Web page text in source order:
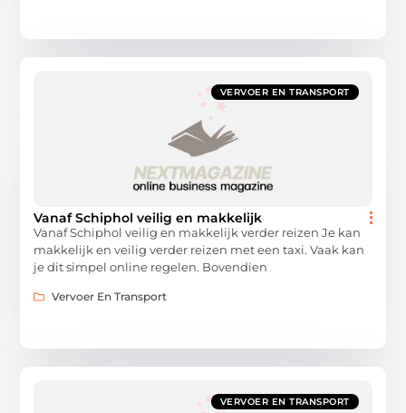
VERVOER EN TRANSPORT
Vanaf Schiphol veilig en makkelijk
Vanaf Schiphol veilig en makkelijk verder reizen Je kan
makkelijk en veilig verder reizen met een taxi. Vaak kan
je dit simpel online regelen. Bovendien
Vervoer En Transport
VERVOER EN TRANSPORT